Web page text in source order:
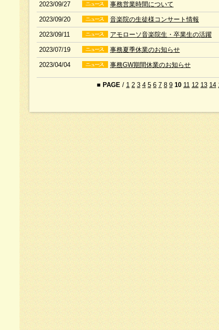
2023/09/27 事務営業時間について
2023/09/20 音楽院の生徒様コンサート情報
2023/09/11 アモローソ音楽院生・卒業生の活躍
2023/07/19 事務夏季休業のお知らせ
2023/04/04 事務GW期間休業のお知らせ
■ PAGE / 1 2 3 4 5 6 7 8 9 10 11 12 13 14